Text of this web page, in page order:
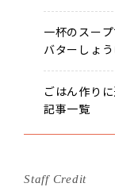
一杯のスー
バターしょ
ごはん作り
記事一覧
Staff Credit